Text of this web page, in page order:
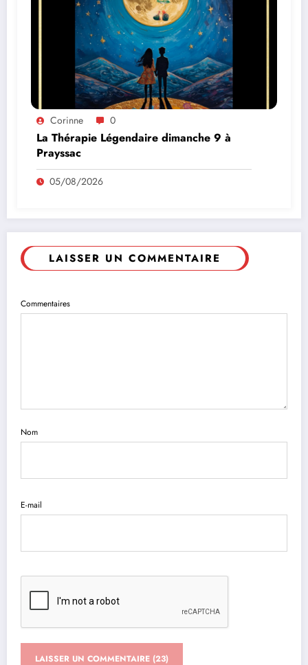
Corinne 0
La Thérapie Légendaire dimanche 9 à
Prayssac
05/08/2026
LAISSER UN COMMENTAIRE
Commentaires
Nom
E-mail